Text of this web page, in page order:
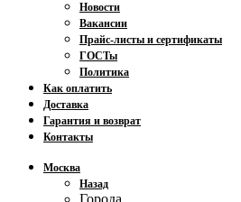
Новости
Вакансии
Прайс-листы и сертификаты
ГОСТы
Политика
Как оплатить
Доставка
Гарантия и возврат
Контакты
Москва
Назад
Города